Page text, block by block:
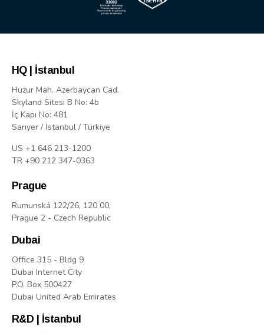
HQ | İstanbul
Huzur Mah. Azerbaycan Cad.
Skyland Sitesi B No: 4b
İç Kapı No: 481
Sarıyer / İstanbul / Türkiye
US +1 646 213-1200
TR +90 212 347-0363
Prague
Rumunská 122/26, 120 00,
Prague 2 - Czech Republic
Dubai
Office 315 - Bldg 9
Dubai Internet City
P.O. Box 500427
Dubai United Arab Emirates
R&D | İstanbul